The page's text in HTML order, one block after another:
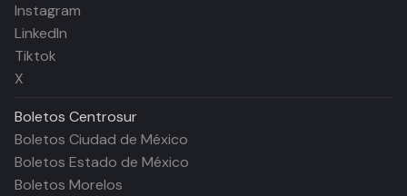
Instagram
LinkedIn
Tiktok
X
Boletos Centrosur
Boletos Ciudad de México
Boletos Estado de México
Boletos Morelos